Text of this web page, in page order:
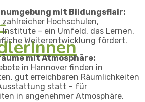
mit Bildungsflair​:
Hochschulen,
Institute – ein Umfeld, das Lernen,
Weiterentwicklung fördert.​
mit Atmosphäre​:
in Hannover finden in
gut erreichbaren Räumlichkeiten
statt – für
in angenehmer Atmosphäre.​